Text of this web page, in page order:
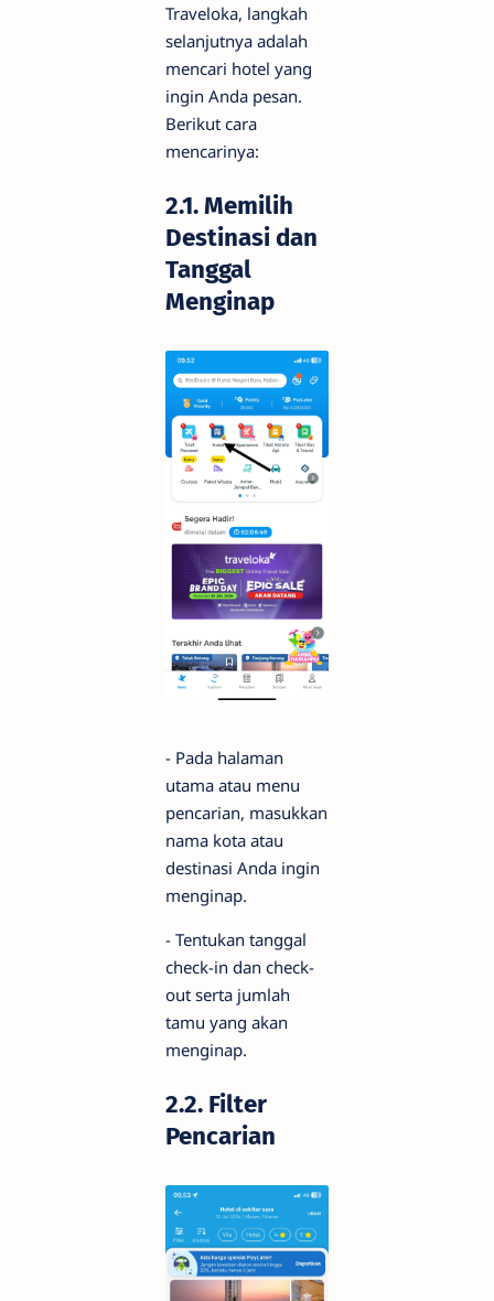
Traveloka, langkah
selanjutnya adalah
mencari hotel yang
ingin Anda pesan.
Berikut cara
mencarinya:
2.1. Memilih
Destinasi dan
Tanggal
Menginap
- Pada halaman
utama atau menu
pencarian, masukkan
nama kota atau
destinasi Anda ingin
menginap.
- Tentukan tanggal
check-in dan check-
out serta jumlah
tamu yang akan
menginap.
2.2. Filter
Pencarian